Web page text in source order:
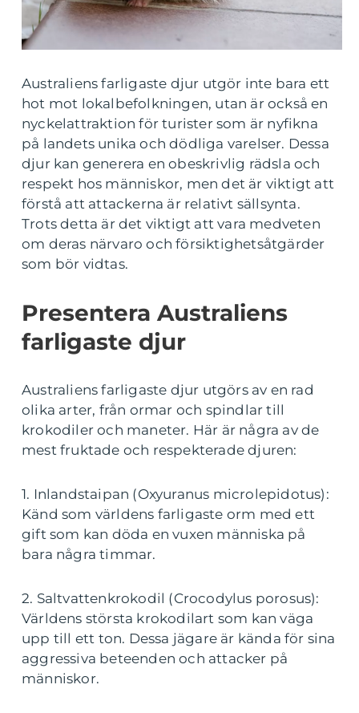
Australiens farligaste djur utgör inte bara ett
hot mot lokalbefolkningen, utan är också en
nyckelattraktion för turister som är nyfikna
på landets unika och dödliga varelser. Dessa
djur kan generera en obeskrivlig rädsla och
respekt hos människor, men det är viktigt att
förstå att attackerna är relativt sällsynta.
Trots detta är det viktigt att vara medveten
om deras närvaro och försiktighetsåtgärder
som bör vidtas.
Presentera Australiens
farligaste djur
Australiens farligaste djur utgörs av en rad
olika arter, från ormar och spindlar till
krokodiler och maneter. Här är några av de
mest fruktade och respekterade djuren:
1. Inlandstaipan (Oxyuranus microlepidotus):
Känd som världens farligaste orm med ett
gift som kan döda en vuxen människa på
bara några timmar.
2. Saltvattenkrokodil (Crocodylus porosus):
Världens största krokodilart som kan väga
upp till ett ton. Dessa jägare är kända för sina
aggressiva beteenden och attacker på
människor.